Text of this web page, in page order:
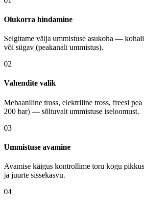
Olukorra hindamine
Selgitame välja ummistuse asukoha —
või sügav (peakanali ummistus).
02
Vahendite valik
Mehaaniline tross, elektriline tross, freesi
200 bar) — sõltuvalt ummistuse iseloomust.
03
Ummistuse avamine
Avamise käigus kontrollime toru kogu
ja juurte sissekasvu.
04